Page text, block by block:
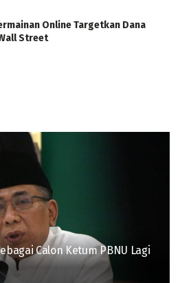
Online Targetkan Dana
Street
Calon Ketum PBNU Lagi